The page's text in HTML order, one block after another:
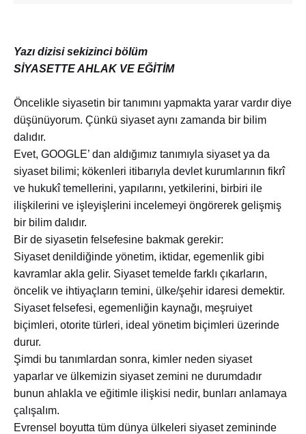
Yazı dizisi sekizinci bölüm
SİYASETTE AHLAK VE EĞİTİM
Öncelikle siyasetin bir tanımını yapmakta yarar vardır diye
düşünüyorum. Çünkü siyaset aynı zamanda bir bilim
dalıdır.
Evet, GOOGLE’ dan aldığımız tanımıyla siyaset ya da
siyaset bilimi; kökenleri itibarıyla devlet kurumlarının fikrî
ve hukukî temellerini, yapılarını, yetkilerini, birbiri ile
ilişkilerini ve işleyişlerini incelemeyi öngörerek gelişmiş
bir bilim dalıdır.
Bir de siyasetin felsefesine bakmak gerekir:
Siyaset denildiğinde yönetim, iktidar, egemenlik gibi
kavramlar akla gelir. Siyaset temelde farklı çıkarların,
öncelik ve ihtiyaçların temini, ülke/şehir idaresi demektir.
Siyaset felsefesi, egemenliğin kaynağı, meşruiyet
biçimleri, otorite türleri, ideal yönetim biçimleri üzerinde
durur.
Şimdi bu tanımlardan sonra, kimler neden siyaset
yaparlar ve ülkemizin siyaset zemini ne durumdadır
bunun ahlakla ve eğitimle ilişkisi nedir, bunları anlamaya
çalışalım.
Evrensel boyutta tüm dünya ülkeleri siyaset zemininde